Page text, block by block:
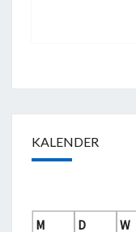
KALENDER
M
D W